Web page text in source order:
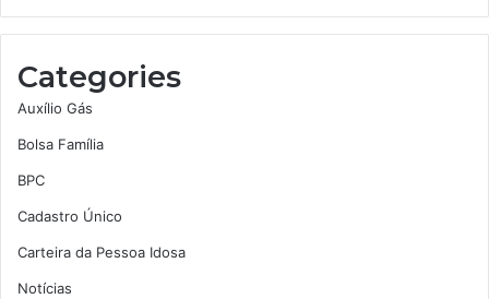
Categories
Auxílio Gás
Bolsa Família
BPC
Cadastro Único
Carteira da Pessoa Idosa
Notícias